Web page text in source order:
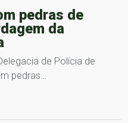
pedras de
da
de Polícia de
pedras…